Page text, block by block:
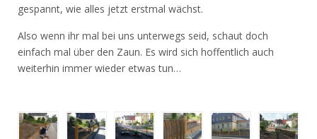
gespannt, wie alles jetzt erstmal wächst.
Also wenn ihr mal bei uns unterwegs seid, schaut doch
einfach mal über den Zaun. Es wird sich hoffentlich auch
weiterhin immer wieder etwas tun…